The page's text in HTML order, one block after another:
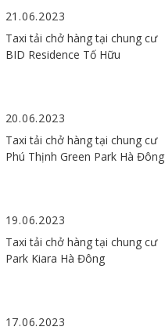
21.06.2023
Taxi tải chở hàng tại chung cư
BID Residence Tố Hữu
20.06.2023
Taxi tải chở hàng tại chung cư
Phú Thịnh Green Park Hà Đông
19.06.2023
Taxi tải chở hàng tại chung cư
Park Kiara Hà Đông
17.06.2023